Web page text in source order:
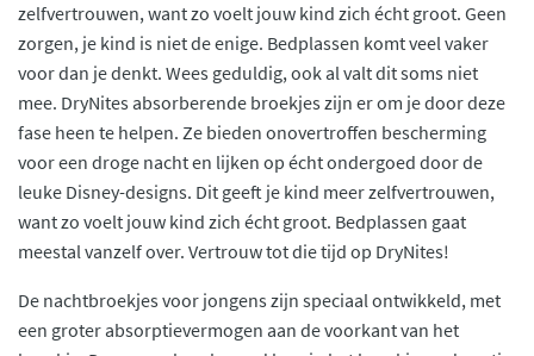
zelfvertrouwen, want zo voelt jouw kind zich écht groot. Geen
zorgen, je kind is niet de enige. Bedplassen komt veel vaker
voor dan je denkt. Wees geduldig, ook al valt dit soms niet
mee. DryNites absorberende broekjes zijn er om je door deze
fase heen te helpen. Ze bieden onovertroffen bescherming
voor een droge nacht en lijken op écht ondergoed door de
leuke Disney-designs. Dit geeft je kind meer zelfvertrouwen,
want zo voelt jouw kind zich écht groot. Bedplassen gaat
meestal vanzelf over. Vertrouw tot die tijd op DryNites!
De nachtbroekjes voor jongens zijn speciaal ontwikkeld, met
een groter absorptievermogen aan de voorkant van het